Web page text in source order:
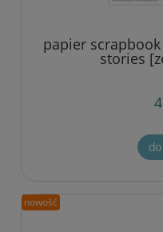
papier
stories
nowość